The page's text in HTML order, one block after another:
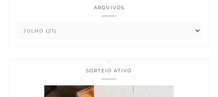
ARQUIVOS
SORTEIO ATIVO